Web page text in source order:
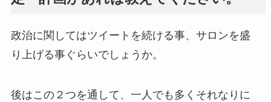
政治に関してはツイートを続ける事、サロンを盛
り上げる事ぐらいでしょうか。
後はこの２つを通して、一人でも多くそれなりに